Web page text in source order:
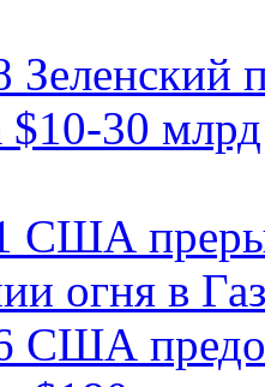
Зеленский
$10-30
США
огня в
США